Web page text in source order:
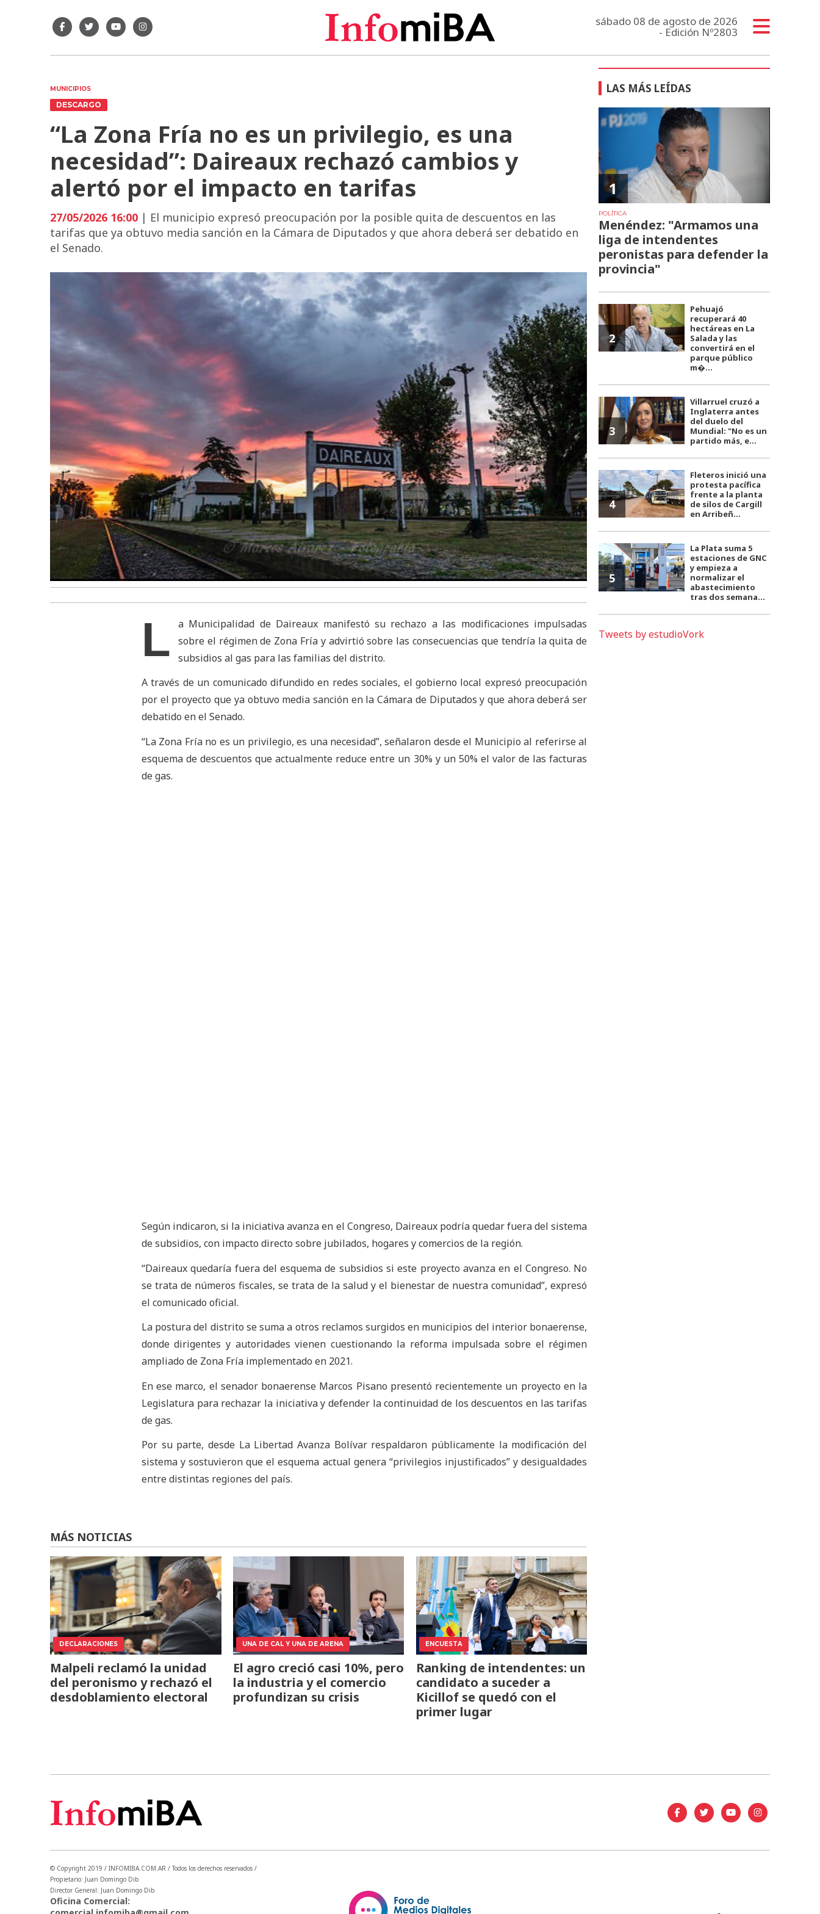
sábado 08 de agosto de 2026
- Edición Nº2803
MUNICIPIOS
DESCARGO
“La Zona Fría no es un privilegio, es una
necesidad”: Daireaux rechazó cambios y
alertó por el impacto en tarifas
27/05/2026 16:00 | El municipio expresó preocupación por la posible quita de descuentos en las
tarifas que ya obtuvo media sanción en la Cámara de Diputados y que ahora deberá ser debatido en
el Senado.
L
a Municipalidad de Daireaux manifestó su rechazo a las modificaciones impulsadas
sobre el régimen de Zona Fría y advirtió sobre las consecuencias que tendría la quita de
subsidios al gas para las familias del distrito.
A través de un comunicado difundido en redes sociales, el gobierno local expresó preocupación
por el proyecto que ya obtuvo media sanción en la Cámara de Diputados y que ahora deberá ser
debatido en el Senado.
“La Zona Fría no es un privilegio, es una necesidad”, señalaron desde el Municipio al referirse al
esquema de descuentos que actualmente reduce entre un 30% y un 50% el valor de las facturas
de gas.
Según indicaron, si la iniciativa avanza en el Congreso, Daireaux podría quedar fuera del sistema
de subsidios, con impacto directo sobre jubilados, hogares y comercios de la región.
“Daireaux quedaría fuera del esquema de subsidios si este proyecto avanza en el Congreso. No
se trata de números fiscales, se trata de la salud y el bienestar de nuestra comunidad”, expresó
el comunicado oficial.
La postura del distrito se suma a otros reclamos surgidos en municipios del interior bonaerense,
donde dirigentes y autoridades vienen cuestionando la reforma impulsada sobre el régimen
ampliado de Zona Fría implementado en 2021.
En ese marco, el senador bonaerense Marcos Pisano presentó recientemente un proyecto en la
Legislatura para rechazar la iniciativa y defender la continuidad de los descuentos en las tarifas
de gas.
Por su parte, desde La Libertad Avanza Bolívar respaldaron públicamente la modificación del
sistema y sostuvieron que el esquema actual genera “privilegios injustificados” y desigualdades
entre distintas regiones del país.
MÁS NOTICIAS
DECLARACIONES
Malpeli reclamó la unidad
del peronismo y rechazó el
desdoblamiento electoral
UNA DE CAL Y UNA DE ARENA
El agro creció casi 10%, pero
la industria y el comercio
profundizan su crisis
ENCUESTA
Ranking de intendentes: un
candidato a suceder a
Kicillof se quedó con el
primer lugar
LAS MÁS LEÍDAS
1
POLÍTICA
Menéndez: "Armamos una
liga de intendentes
peronistas para defender la
provincia"
2
Pehuajó
recuperará 40
hectáreas en La
Salada y las
convertirá en el
parque público
m�...
3
Villarruel cruzó a
Inglaterra antes
del duelo del
Mundial: "No es un
partido más, e...
4
Fleteros inició una
protesta pacífica
frente a la planta
de silos de Cargill
en Arribeñ...
5
La Plata suma 5
estaciones de GNC
y empieza a
normalizar el
abastecimiento
tras dos semana...
Tweets by estudioVork
© Copyright 2019 / INFOMIBA.COM.AR / Todos los derechos reservados /
Propietario: Juan Domingo Dib
Director General: Juan Domingo Dib
Oficina Comercial: